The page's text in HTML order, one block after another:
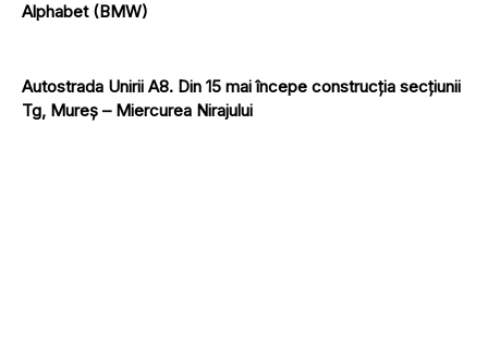
Alphabet (BMW)
Autostrada Unirii A8. Din 15 mai începe construcția secțiunii
Tg, Mureș – Miercurea Nirajului